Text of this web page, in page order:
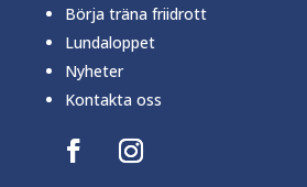
Börja träna friidrott
Lundaloppet
Nyheter
Kontakta oss